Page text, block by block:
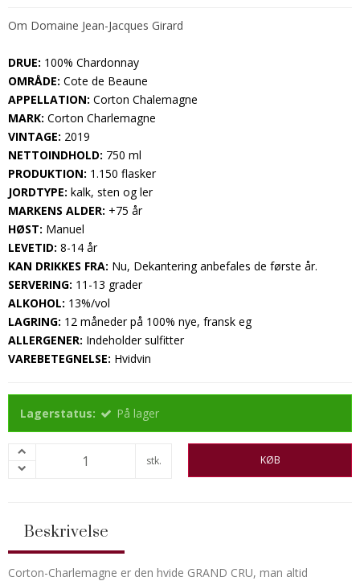
Om Domaine Jean-Jacques Girard
DRUE: 100% Chardonnay
OMRÅDE: Cote de Beaune
APPELLATION: Corton Chalemagne
MARK: Corton Charlemagne
VINTAGE: 2019
NETTOINDHOLD: 750 ml
PRODUKTION: 1.150 flasker
JORDTYPE: kalk, sten og ler
MARKENS ALDER: +75 år
HØST: Manuel
LEVETID: 8-14 år
KAN DRIKKES FRA: Nu, Dekantering anbefales de første år.
SERVERING: 11-13 grader
ALKOHOL: 13%/vol
LAGRING: 12 måneder på 100% nye, fransk eg
ALLERGENER: Indeholder sulfitter
VAREBETEGNELSE: Hvidvin
Lagerstatus: På lager
stk. KØB
Beskrivelse
Corton-Charlemagne er den hvide GRAND CRU, man altid